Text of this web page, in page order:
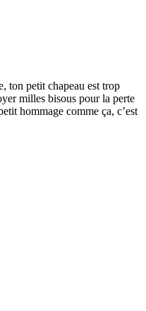
ton petit chapeau est trop
milles bisous pour la perte
hommage comme ça, c’est